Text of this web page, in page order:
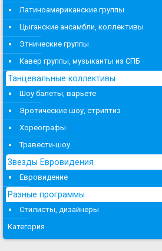
Латиноамериканские группы
Цыганские ансамбли, коллективы
Этнические группы
Кавер группы, музыканты из СПБ
Танцевальные коллективы
Шоу балеты, варьете
Эротические шоу, стриптиз
Хореографы
Травести-шоу
Звезды Евровидения
Евровидение
Разные программы
Стилисты, дизайнеры
Категория